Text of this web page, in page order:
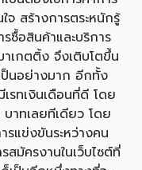
จ สร้างการตระหนักรู้
ซื้อสินค้าและบริการ
เกตติ้ง จึงเติบโตขึ้น
ป็นอย่างมาก อีกทั้ง
รทเงินเดือนที่ดี โดย
าทเลยทีเดียว โดย
แข่งขันระหว่างคน
มัครงานในเว็บไซต์ที่